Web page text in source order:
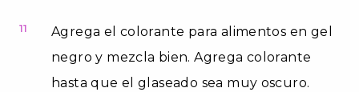
11
Agrega el colorante para alimentos en gel
negro y mezcla bien. Agrega colorante
hasta que el glaseado sea muy oscuro.